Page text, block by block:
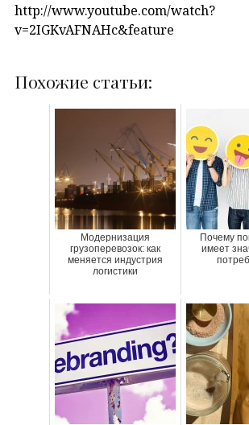
http://www.youtube.com/watch?
v=2IGKvAFNAHc&feature
Похожие статьи:
Модернизация
грузоперевозок: как
меняется индустрия
логистики
Почему
имеет